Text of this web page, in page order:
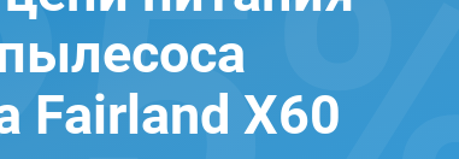
Fairland X60